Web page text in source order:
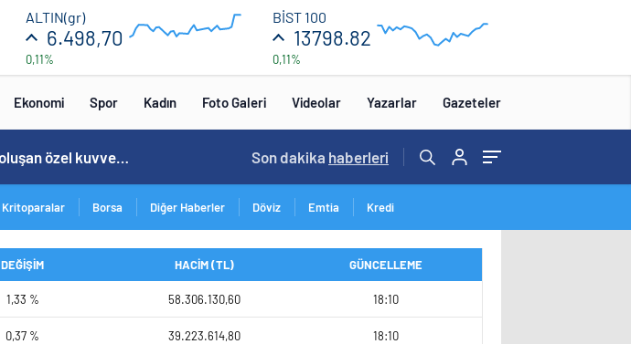
ALTIN(gr)
6.498,70
0,11%
00:00 00:00
BİST 100
13798.82
0,11%
12:00
Ekonomi Spor Kadın Foto Galeri Videolar Yazarlar Gazeteler
Cristiano Ronaldo’nun akıllara zarar tüm kariyerinin istatistiğini çıkardık ! 14:57 /
Son dakika haberleri
Kritoparalar Borsa Diğer Haberler Döviz Emtia Kredi
DEĞİŞİM HACİM (TL) GÜNCELLEME
1,33 % 58.306.130,60 18:10
0,37 % 39.223.614,80 18:10